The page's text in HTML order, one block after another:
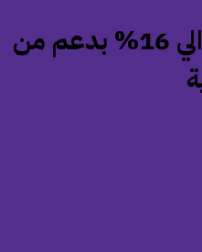
‏سهم بربري يقفز بحوالي 16% بدعم من